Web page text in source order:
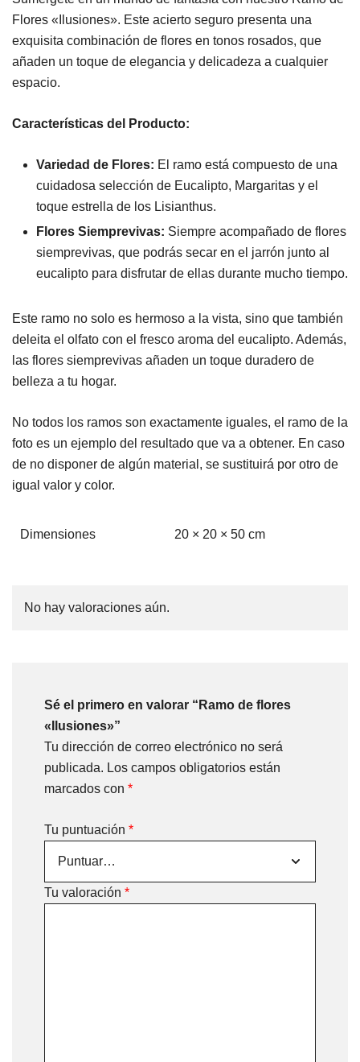
Flores «Ilusiones». Este acierto seguro presenta una
exquisita combinación de flores en tonos rosados, que
añaden un toque de elegancia y delicadeza a cualquier
espacio.
Características del Producto:
Variedad de Flores: El ramo está compuesto de una
cuidadosa selección de Eucalipto, Margaritas y el
toque estrella de los Lisianthus.
Flores Siemprevivas: Siempre acompañado de flores
siemprevivas, que podrás secar en el jarrón junto al
eucalipto para disfrutar de ellas durante mucho tiempo.
Este ramo no solo es hermoso a la vista, sino que también
deleita el olfato con el fresco aroma del eucalipto. Además,
las flores siemprevivas añaden un toque duradero de
belleza a tu hogar.
No todos los ramos son exactamente iguales, el ramo de la
foto es un ejemplo del resultado que va a obtener. En caso
de no disponer de algún material, se sustituirá por otro de
igual valor y color.
Dimensiones 20 × 20 × 50 cm
No hay valoraciones aún.
Sé el primero en valorar “Ramo de flores
«Ilusiones»”
Tu dirección de correo electrónico no será
publicada. Los campos obligatorios están
marcados con *
Tu puntuación *
Tu valoración *